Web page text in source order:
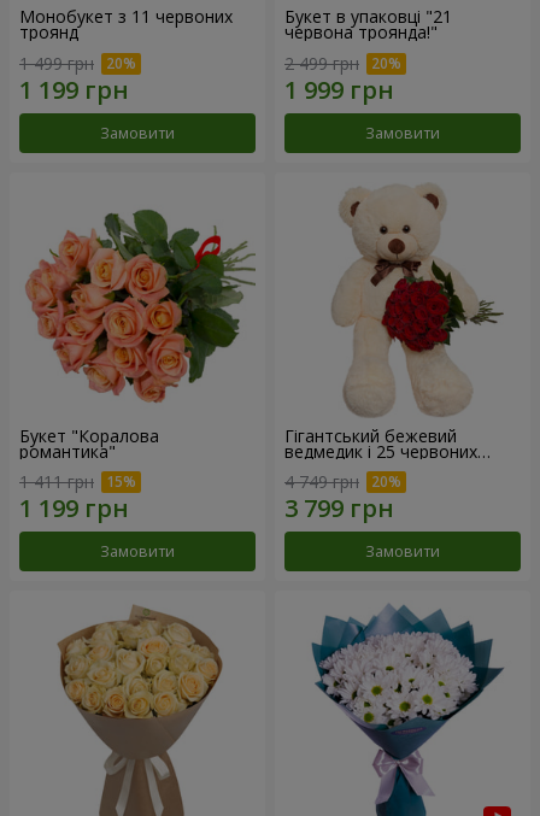
Монобукет з 11 червоних
троянд
1 499 грн
Замовити
Букет в упаковці "21
червона троянда!"
2 499 грн
Замовити
Букет "Коралова
романтика"
1 411 грн
Замовити
Гігантський бежевий
ведмедик і 25 червоних
троянд
4 749 грн
Замовити